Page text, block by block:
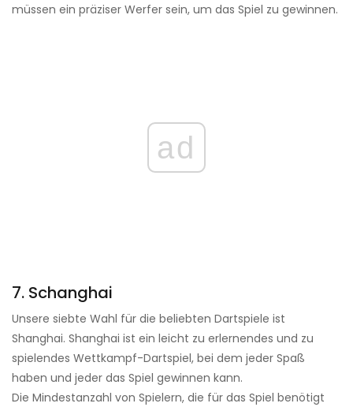
müssen ein präziser Werfer sein, um das Spiel zu gewinnen.
ad
7. Schanghai
Unsere siebte Wahl für die beliebten Dartspiele ist
Shanghai. Shanghai ist ein leicht zu erlernendes und zu
spielendes Wettkampf-Dartspiel, bei dem jeder Spaß
haben und jeder das Spiel gewinnen kann.
Die Mindestanzahl von Spielern, die für das Spiel benötigt